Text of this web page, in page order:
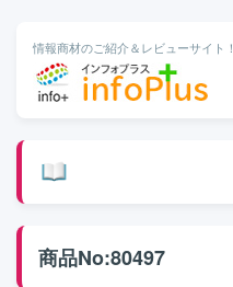
情報商材のご紹介＆レビューサイト！
商品No:80497